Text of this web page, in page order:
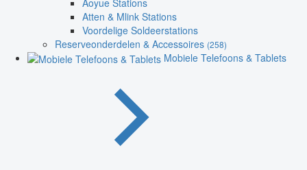
Atten & Mlink Stations
Voordelige Soldeerstations
Reserveonderdelen & Accessoires (258)
Mobiele Telefoons & Tablets